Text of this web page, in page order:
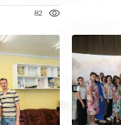
82